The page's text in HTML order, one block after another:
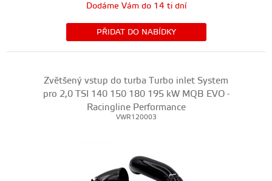
Dodáme Vám do 14 ti dní
PŘIDAT DO NABÍDKY
Zvětšený vstup do turba Turbo inlet System
pro 2,0 TSI 140 150 180 195 kW MQB EVO -
Racingline Performance
VWR120003